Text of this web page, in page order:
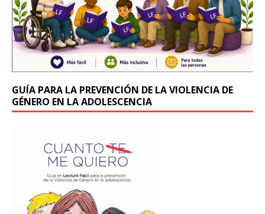
GUÍA PARA LA PREVENCIÓN DE LA VIOLENCIA DE
GÉNERO EN LA ADOLESCENCIA